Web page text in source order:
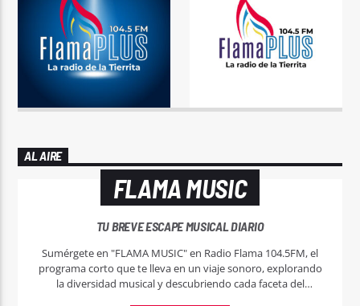
AL AIRE
FLAMA MUSIC
TU BREVE ESCAPE MUSICAL DIARIO
Sumérgete en "FLAMA MUSIC" en Radio Flama 104.5FM, el
programa corto que te lleva en un viaje sonoro, explorando
la diversidad musical y descubriendo cada faceta del